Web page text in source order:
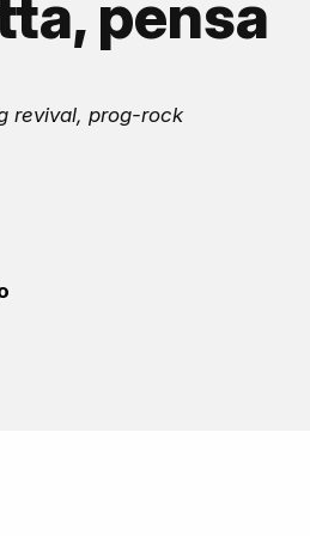
pensa
revival, prog-rock